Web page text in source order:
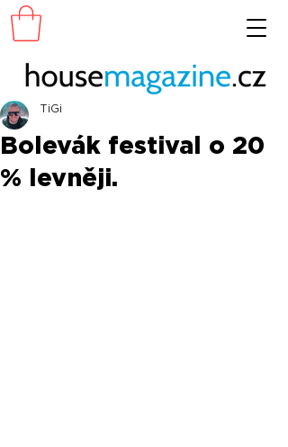
Bolevák festival o 20
% levněji.
TiGi